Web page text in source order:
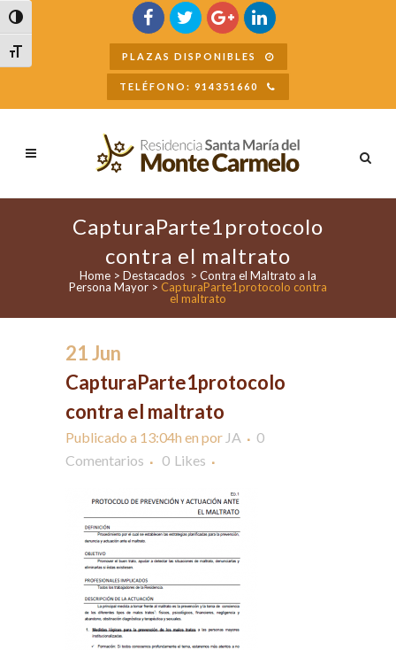
Alternar alto contraste
Alternar tamaño de letra
Buscar
PLAZAS DISPONIBLES
TELÉFONO: 914351660
CapturaParte1protocolo
contra el maltrato
Home > Destacados > Contra el Maltrato a la
Persona Mayor > CapturaParte1protocolo contra
el maltrato
21 Jun
CapturaParte1protocolo
contra el maltrato
Publicado a 13:04h en por JA
0
Comentarios
0 Likes